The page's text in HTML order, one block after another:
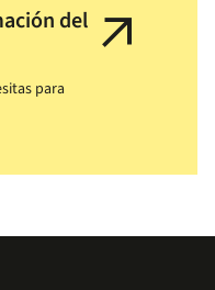
del
para
arrow_outward